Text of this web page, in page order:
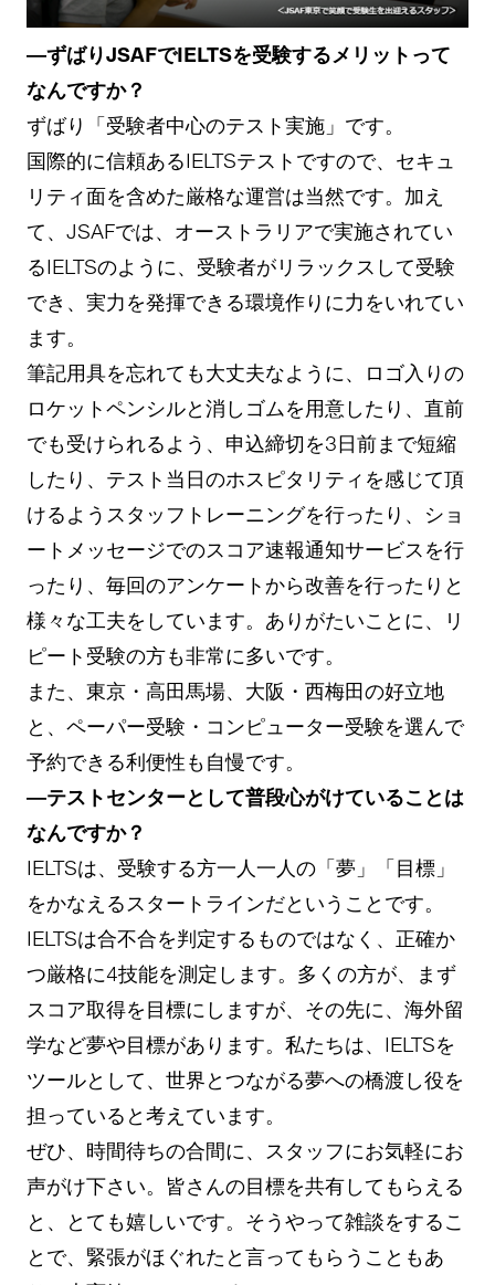
―ずばりJSAFでIELTSを受験するメリットって
なんですか？
ずばり「受験者中心のテスト実施」です。
国際的に信頼あるIELTSテストですので、セキュ
リティ面を含めた厳格な運営は当然です。加え
て、JSAFでは、オーストラリアで実施されてい
るIELTSのように、受験者がリラックスして受験
でき、実力を発揮できる環境作りに力をいれてい
ます。
筆記用具を忘れても大丈夫なように、ロゴ入りの
ロケットペンシルと消しゴムを用意したり、直前
でも受けられるよう、申込締切を3日前まで短縮
したり、テスト当日のホスピタリティを感じて頂
けるようスタッフトレーニングを行ったり、ショ
ートメッセージでのスコア速報通知サービスを行
ったり、毎回のアンケートから改善を行ったりと
様々な工夫をしています。ありがたいことに、リ
ピート受験の方も非常に多いです。
また、東京・高田馬場、大阪・西梅田の好立地
と、ペーパー受験・コンピューター受験を選んで
予約できる利便性も自慢です。
―テストセンターとして普段心がけていることは
なんですか？
IELTSは、受験する方一人一人の「夢」「目標」
をかなえるスタートラインだということです。
IELTSは合不合を判定するものではなく、正確か
つ厳格に4技能を測定します。多くの方が、まず
スコア取得を目標にしますが、その先に、海外留
学など夢や目標があります。私たちは、IELTSを
ツールとして、世界とつながる夢への橋渡し役を
担っていると考えています。
ぜひ、時間待ちの合間に、スタッフにお気軽にお
声がけ下さい。皆さんの目標を共有してもらえる
と、とても嬉しいです。そうやって雑談をするこ
とで、緊張がほぐれたと言ってもらうこともあ